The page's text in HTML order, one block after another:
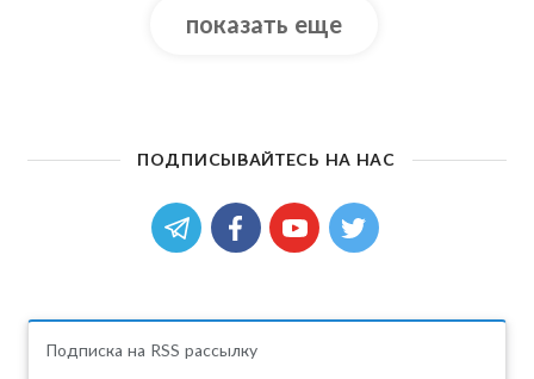
показать еще
ПОДПИСЫВАЙТЕСЬ НА НАС
Подписка на RSS рассылку